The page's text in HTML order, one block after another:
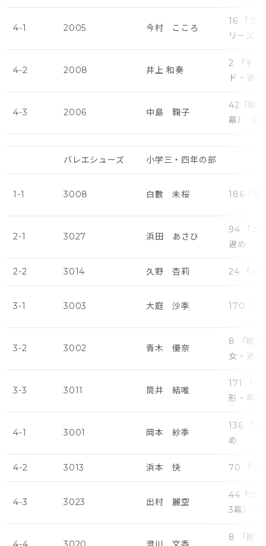
4-1 2005 今村 こころ
16 「ラ
リーズ・
4-2 2008 井上 和奏
2 「ドン
ド・遅め
4-3 2006 中島 鞠子
42「眠
幕）･遅
バレエシューズ 小学三・四年の部
1-1 3008 白數 未桜 186「海
2-1 3027 浜田 あさひ
94 「エ
遅め
2-2 3014 久野 杏莉 24 「パ
3-1 3003 大庭 沙季 170 「
3-2 3002 青木 優奈
8 「眠れ
女・遅め
3-3 3011 筒井 結唯
171 「フ
形・早め
4-1 3001 岡本 紗季
136 「パ
め
4-2 3013 浜本 快 70 「ジ
4-3 3023 出村 麗空
44「コ
3幕）･
8 「眠れ